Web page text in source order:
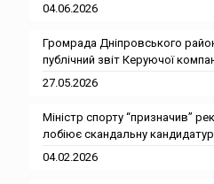
04.06.2026
Громрада Дніпровського
публічний звіт Керуючої
27.05.2026
Міністр спорту “призначив”
лобіює скандальну
04.02.2026